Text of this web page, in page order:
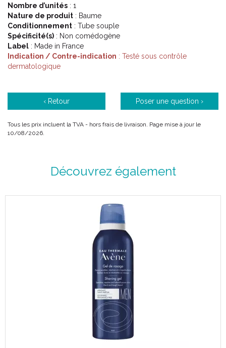
Nombre d’unités : 1
Nature de produit : Baume
Conditionnement : Tube souple
Spécificité(s) : Non comédogène
Label : Made in France
Indication / Contre-indication : Testé sous contrôle
dermatologique
‹ Retour Poser une question ›
Tous les prix incluent la TVA - hors frais de livraison. Page mise à jour le
10/08/2026.
Découvrez également